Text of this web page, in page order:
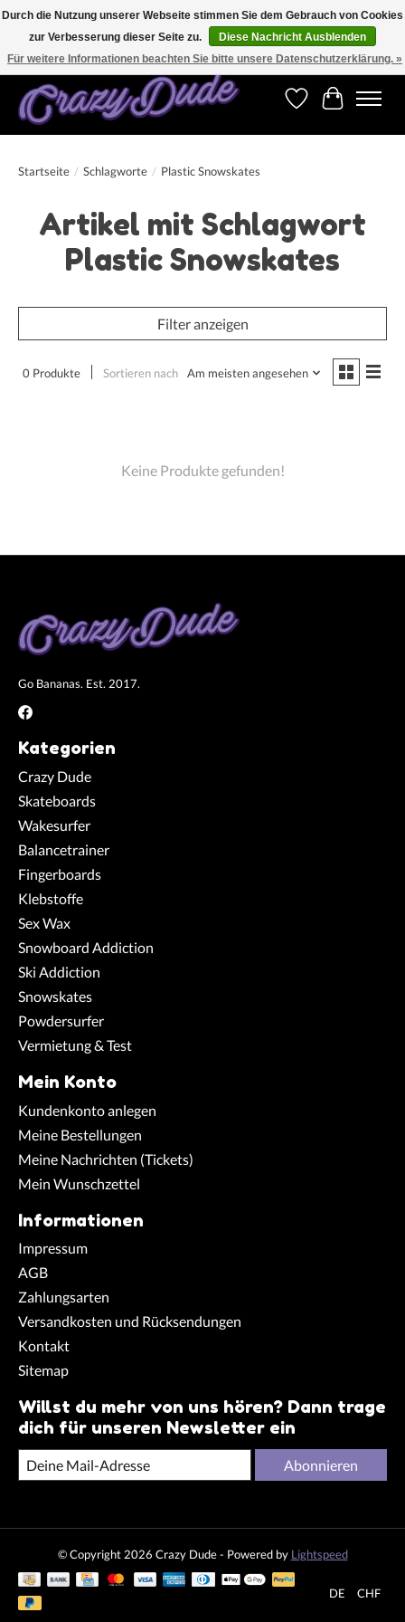
Versandkostenfrei bestellen ab CHF 200.00 in der Schweiz und ab EUR 250.00 in den
meisten Ländern weltweit.
Wunschzettel
Ihr
Startseite / Schlagworte / Plastic Snowskates
Artikel mit Schlagwort
Plastic Snowskates
Filter anzeigen
0 Produkte Sortieren nach Am meisten angesehen
Keine Produkte gefunden!
Go Bananas. Est. 2017.
Kategorien
Crazy Dude
Skateboards
Wakesurfer
Balancetrainer
Fingerboards
Klebstoffe
Sex Wax
Snowboard Addiction
Ski Addiction
Snowskates
Powdersurfer
Vermietung & Test
Mein Konto
Kundenkonto anlegen
Meine Bestellungen
Meine Nachrichten (Tickets)
Mein Wunschzettel
Informationen
Impressum
AGB
Zahlungsarten
Versandkosten und Rücksendungen
Kontakt
Sitemap
Willst du mehr von uns hören? Dann trage
dich für unseren Newsletter ein
Abonnieren
© Copyright 2026 Crazy Dude - Powered by Lightspeed
DE CHF
Durch die Nutzung unserer Webseite stimmen Sie dem Gebrauch von Cookies
zur Verbesserung dieser Seite zu.
Diese Nachricht Ausblenden
Für weitere Informationen beachten Sie bitte unsere Datenschutzerklärung. »